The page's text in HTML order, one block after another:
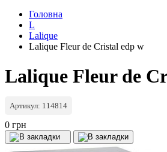
Головна
L
Lalique
Lalique Fleur de Cristal edp w
Lalique Fleur de
Артикул: 114814
0 грн